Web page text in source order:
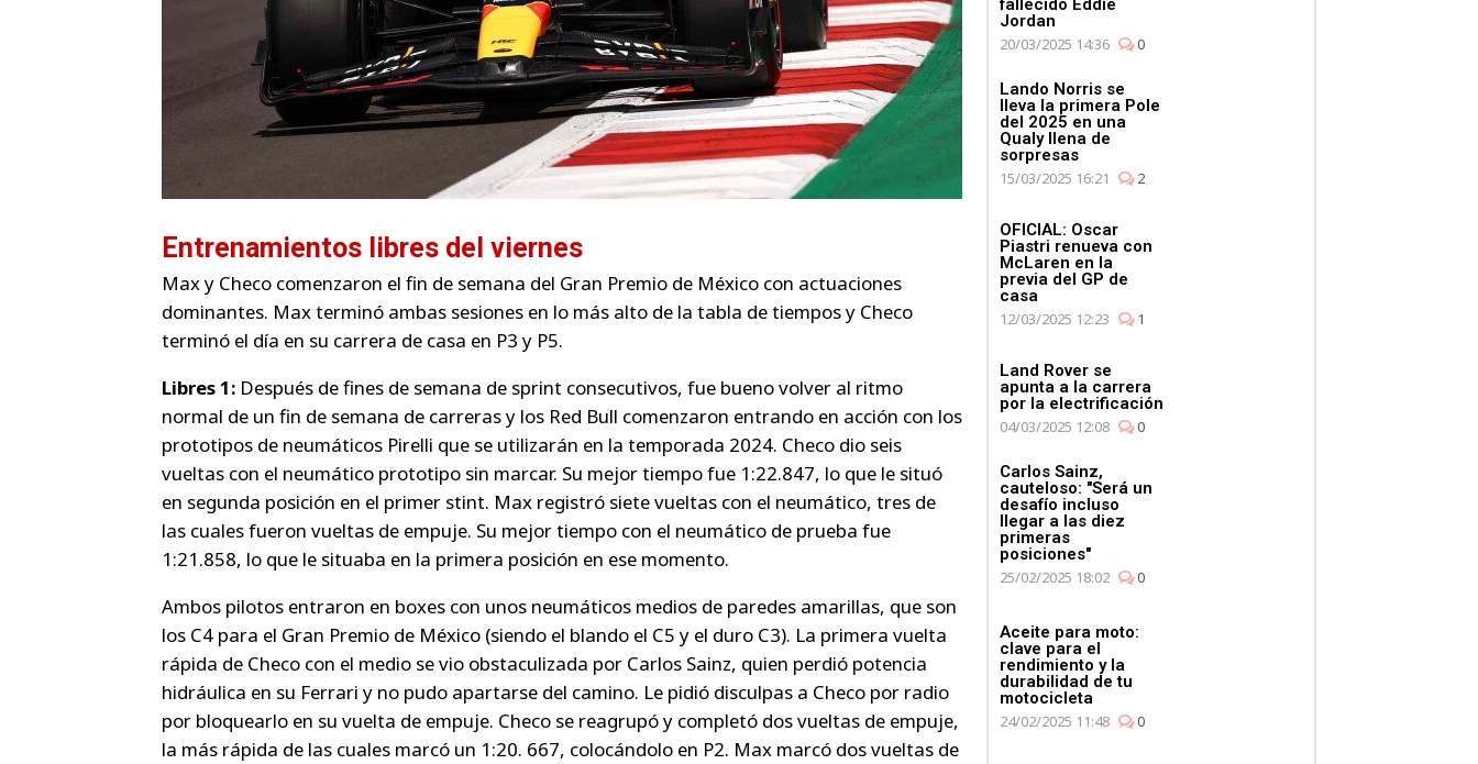
Entrenamientos libres del viernes
Max y Checo comenzaron el fin de semana del Gran Premio de México con actuaciones
dominantes. Max terminó ambas sesiones en lo más alto de la tabla de tiempos y Checo
terminó el día en su carrera de casa en P3 y P5.
Libres 1: Después de fines de semana de sprint consecutivos, fue bueno volver al ritmo
normal de un fin de semana de carreras y los Red Bull comenzaron entrando en acción con los
prototipos de neumáticos Pirelli que se utilizarán en la temporada 2024. Checo dio seis
vueltas con el neumático prototipo sin marcar. Su mejor tiempo fue 1:22.847, lo que le situó
en segunda posición en el primer stint. Max registró siete vueltas con el neumático, tres de
las cuales fueron vueltas de empuje. Su mejor tiempo con el neumático de prueba fue
1:21.858, lo que le situaba en la primera posición en ese momento.
Ambos pilotos entraron en boxes con unos neumáticos medios de paredes amarillas, que son
los C4 para el Gran Premio de México (siendo el blando el C5 y el duro C3). La primera vuelta
rápida de Checo con el medio se vio obstaculizada por Carlos Sainz, quien perdió potencia
hidráulica en su Ferrari y no pudo apartarse del camino. Le pidió disculpas a Checo por radio
por bloquearlo en su vuelta de empuje. Checo se reagrupó y completó dos vueltas de empuje,
la más rápida de las cuales marcó un 1:20. 667, colocándolo en P2. Max marcó dos vueltas de
Jordan
20/03/2025 14:36
0
Lando Norris se
lleva la primera Pole
del 2025 en una
Qualy llena de
sorpresas
15/03/2025 16:21
2
OFICIAL: Oscar
Piastri renueva con
McLaren en la
previa del GP de
casa
12/03/2025 12:23
1
Land Rover se
apunta a la carrera
por la electrificación
04/03/2025 12:08
0
Carlos Sainz,
cauteloso: "Será un
desafío incluso
llegar a las diez
primeras
posiciones"
25/02/2025 18:02
0
Aceite para moto:
clave para el
rendimiento y la
durabilidad de tu
motocicleta
24/02/2025 11:48
0